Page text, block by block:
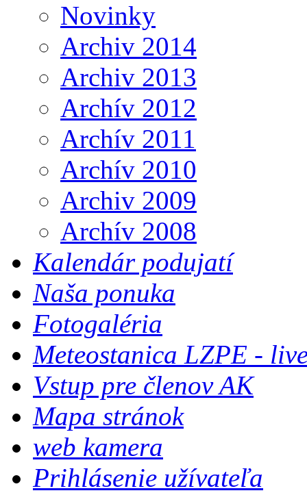
Novinky
Archiv 2014
Archiv 2013
Archív 2012
Archív 2011
Archív 2010
Archiv 2009
Archív 2008
Kalendár podujatí
Naša ponuka
Fotogaléria
Meteostanica LZPE -
Vstup pre členov AK
Mapa stránok
web kamera
Prihlásenie užívateľa